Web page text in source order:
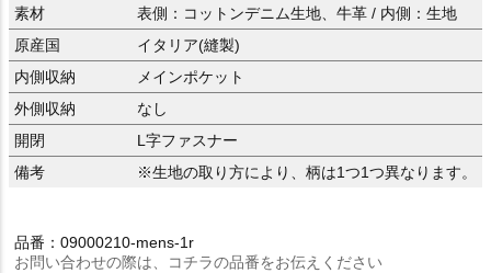
素材
表側：コットンデニム生地、牛革 / 内側：生地
原産国
イタリア(縫製)
内側収納
メインポケット
外側収納
なし
開閉
L字ファスナー
備考
※生地の取り方により、柄は1つ1つ異なります。
品番：09000210-mens-1r
お問い合わせの際は、コチラの品番をお伝えください